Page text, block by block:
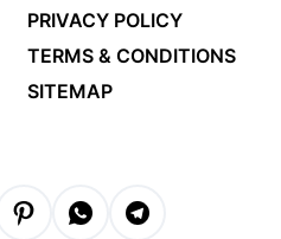
PRIVACY POLICY
TERMS & CONDITIONS
SITEMAP